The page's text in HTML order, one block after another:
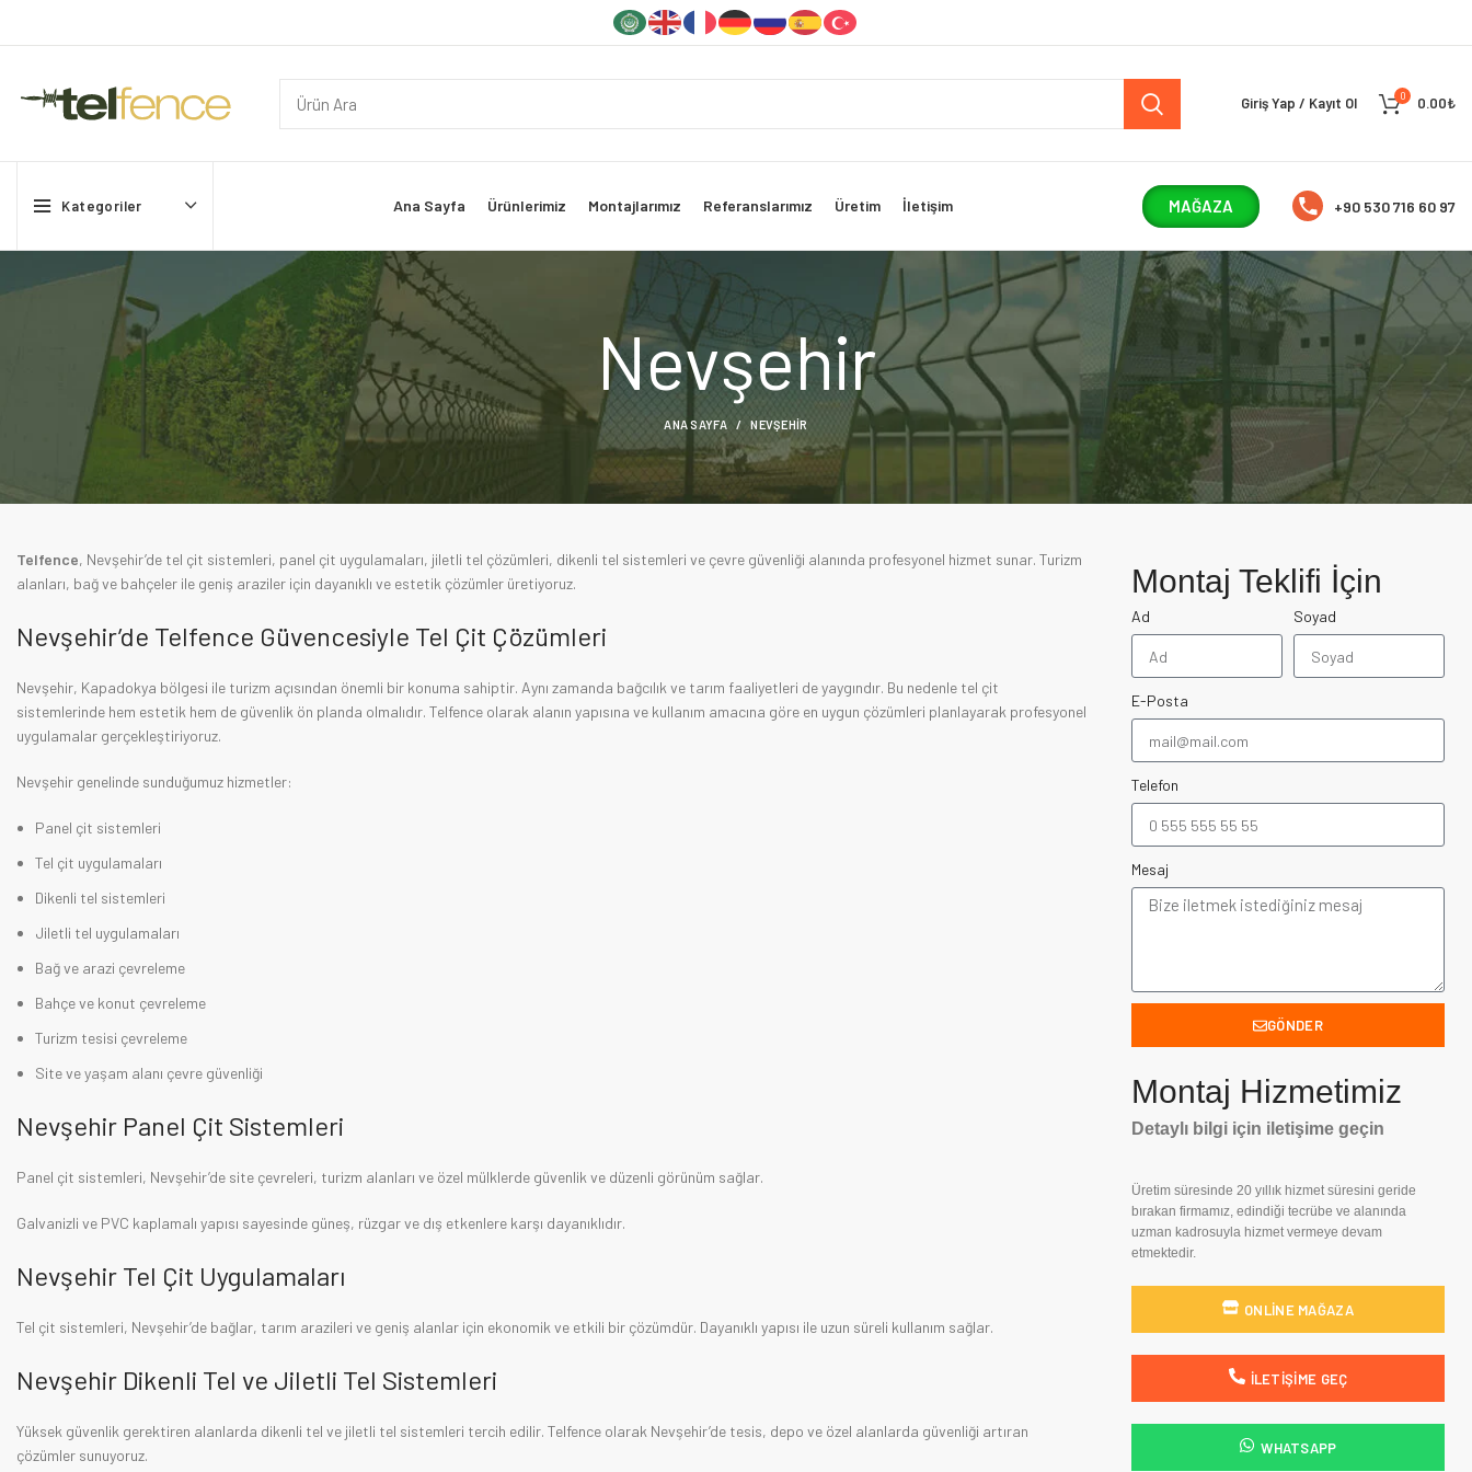
Giriş Yap / Kayıt Ol 0 0.00₺
Kategoriler Ana Sayfa Ürünlerimiz Montajlarımız Referanslarımız Üretim İletişim MAĞAZA
Nevşehir
ANA SAYFA NEVŞEHIR
Telfence, Nevşehir’de tel çit sistemleri, panel çit uygulamaları, jiletli tel çözümleri, dikenli tel sistemleri ve çevre güvenliği alanında profesyonel hizmet sunar. Turizm
alanları, bağ ve bahçeler ile geniş araziler için dayanıklı ve estetik çözümler üretiyoruz.
Nevşehir’de Telfence Güvencesiyle Tel Çit Çözümleri
Nevşehir, Kapadokya bölgesi ile turizm açısından önemli bir konuma sahiptir. Aynı zamanda bağcılık ve tarım faaliyetleri de yaygındır. Bu nedenle tel çit
sistemlerinde hem estetik hem de güvenlik ön planda olmalıdır. Telfence olarak alanın yapısına ve kullanım amacına göre en uygun çözümleri planlayarak profesyonel
uygulamalar gerçekleştiriyoruz.
Nevşehir genelinde sunduğumuz hizmetler:
Panel çit sistemleri
Tel çit uygulamaları
Dikenli tel sistemleri
Jiletli tel uygulamaları
Bağ ve arazi çevreleme
Bahçe ve konut çevreleme
Turizm tesisi çevreleme
Site ve yaşam alanı çevre güvenliği
Nevşehir Panel Çit Sistemleri
Panel çit sistemleri, Nevşehir’de site çevreleri, turizm alanları ve özel mülklerde güvenlik ve düzenli görünüm sağlar.
Galvanizli ve PVC kaplamalı yapısı sayesinde güneş, rüzgar ve dış etkenlere karşı dayanıklıdır.
Nevşehir Tel Çit Uygulamaları
Tel çit sistemleri, Nevşehir’de bağlar, tarım arazileri ve geniş alanlar için ekonomik ve etkili bir çözümdür. Dayanıklı yapısı ile uzun süreli kullanım sağlar.
Nevşehir Dikenli Tel ve Jiletli Tel Sistemleri
Yüksek güvenlik gerektiren alanlarda dikenli tel ve jiletli tel sistemleri tercih edilir. Telfence olarak Nevşehir’de tesis, depo ve özel alanlarda güvenliği artıran
çözümler sunuyoruz.
Montaj Teklifi İçin
Ad Soyad
E-Posta
Telefon
Mesaj
GÖNDER
Montaj Hizmetimiz
Detaylı bilgi için iletişime geçin
Üretim süresinde 20 yıllık hizmet süresini geride
bırakan firmamız, edindiği tecrübe ve alanında
uzman kadrosuyla hizmet vermeye devam
etmektedir.
ONLINE MAĞAZA
İLETIŞIME GEÇ
WHATSAPP